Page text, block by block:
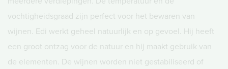
vochtigheidsgraad zijn perfect voor het bewaren van
wijnen. Edi werkt geheel natuurlijk en op gevoel. Hij heeft
een groot ontzag voor de natuur en hij maakt gebruik van
de elementen. De wijnen worden niet gestabiliseerd of